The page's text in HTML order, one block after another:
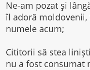
Ne-am pozat și
îl adoră moldovenii,
numele acum;
Cititorii să stea
nu a fost consumat